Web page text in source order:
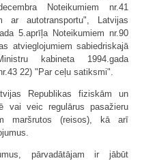
Noteikumiem nr.41
ar autotransportu", Latvijas
5.aprīļa Noteikumiem nr.90
atvieglojumiem sabiedriskajā
kabineta 1994.gada
22) "Par ceļu satiksmi".
Republikas fiziskām un
vai veic regulārus pasažieru
maršrutos (reisos), kā arī
pārvadātājam ir jābūt